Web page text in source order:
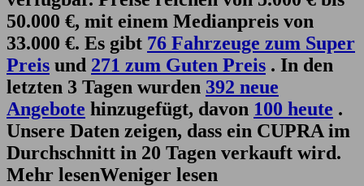
50.000 €, mit einem Medianpreis von
33.000 €. Es gibt 76 Fahrzeuge zum Super
Preis und 271 zum Guten Preis . In den
letzten 3 Tagen wurden 392 neue
Angebote hinzugefügt, davon 100 heute .
Unsere Daten zeigen, dass ein CUPRA im
Durchschnitt in 20 Tagen verkauft wird.
Mehr lesenWeniger lesen